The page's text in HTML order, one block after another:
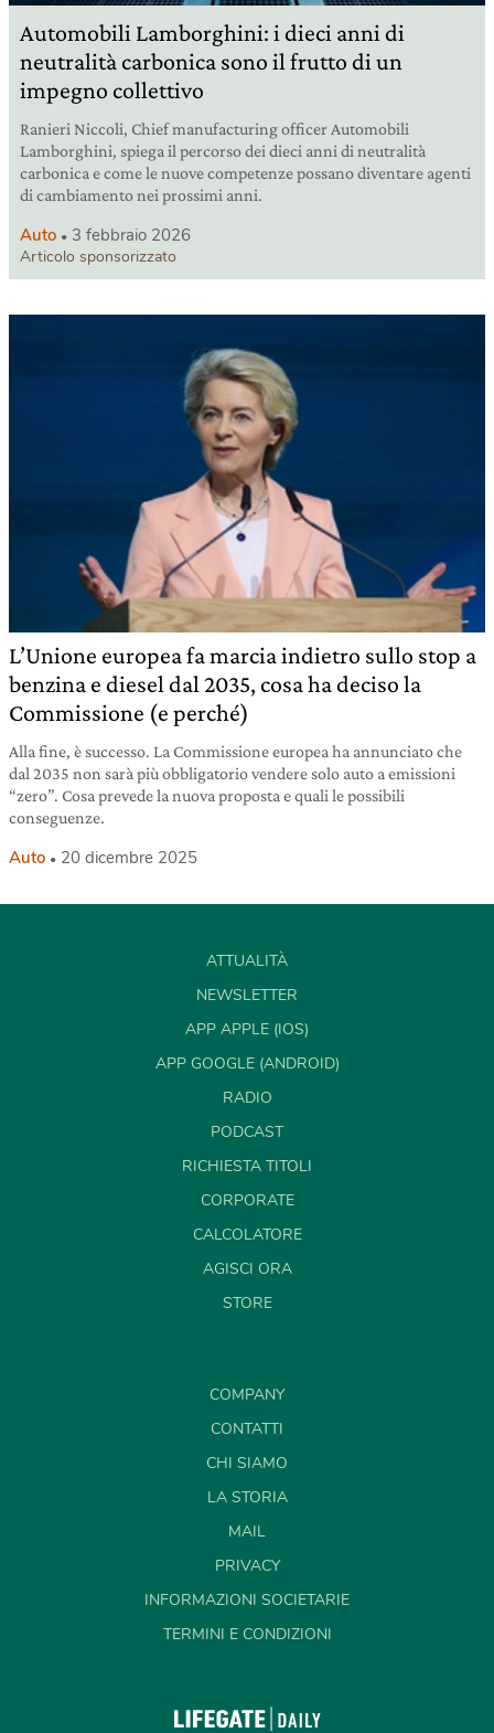
Automobili Lamborghini: i dieci anni di
neutralità carbonica sono il frutto di un
impegno collettivo
Ranieri Niccoli, Chief manufacturing officer Automobili
Lamborghini, spiega il percorso dei dieci anni di neutralità
carbonica e come le nuove competenze possano diventare agenti
di cambiamento nei prossimi anni.
Auto 3 febbraio 2026
Articolo sponsorizzato
L’Unione europea fa marcia indietro sullo stop a
benzina e diesel dal 2035, cosa ha deciso la
Commissione (e perché)
Alla fine, è successo. La Commissione europea ha annunciato che
dal 2035 non sarà più obbligatorio vendere solo auto a emissioni
“zero”. Cosa prevede la nuova proposta e quali le possibili
conseguenze.
Auto 20 dicembre 2025
ATTUALITÀ
NEWSLETTER
APP APPLE (IOS)
APP GOOGLE (ANDROID)
RADIO
PODCAST
RICHIESTA TITOLI
CORPORATE
CALCOLATORE
AGISCI ORA
STORE
COMPANY
CONTATTI
CHI SIAMO
LA STORIA
MAIL
PRIVACY
INFORMAZIONI SOCIETARIE
TERMINI E CONDIZIONI